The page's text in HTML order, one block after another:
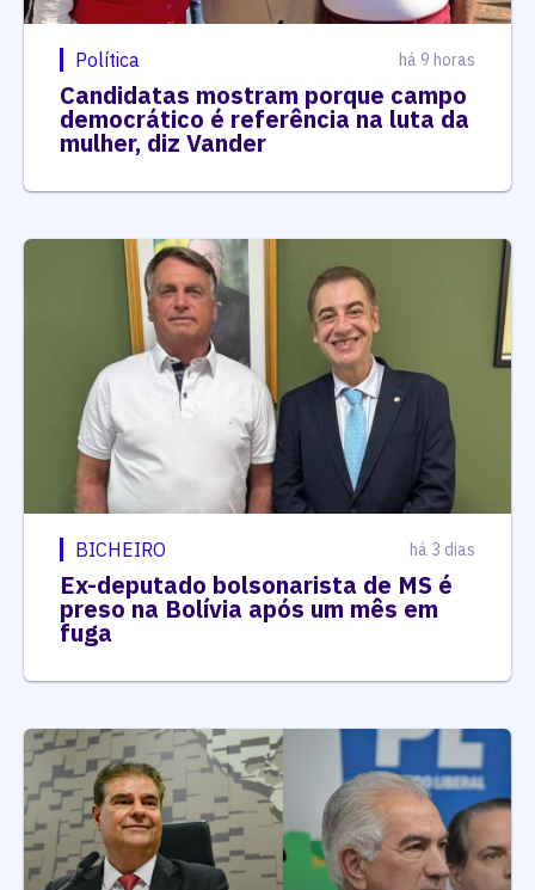
Política há 9 horas
Candidatas mostram porque campo
democrático é referência na luta da
mulher, diz Vander
BICHEIRO há 3 dias
Ex-deputado bolsonarista de MS é
preso na Bolívia após um mês em
fuga